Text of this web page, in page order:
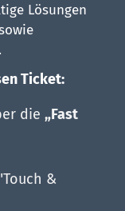
Lösungen
Ticket:
die„Fast
&